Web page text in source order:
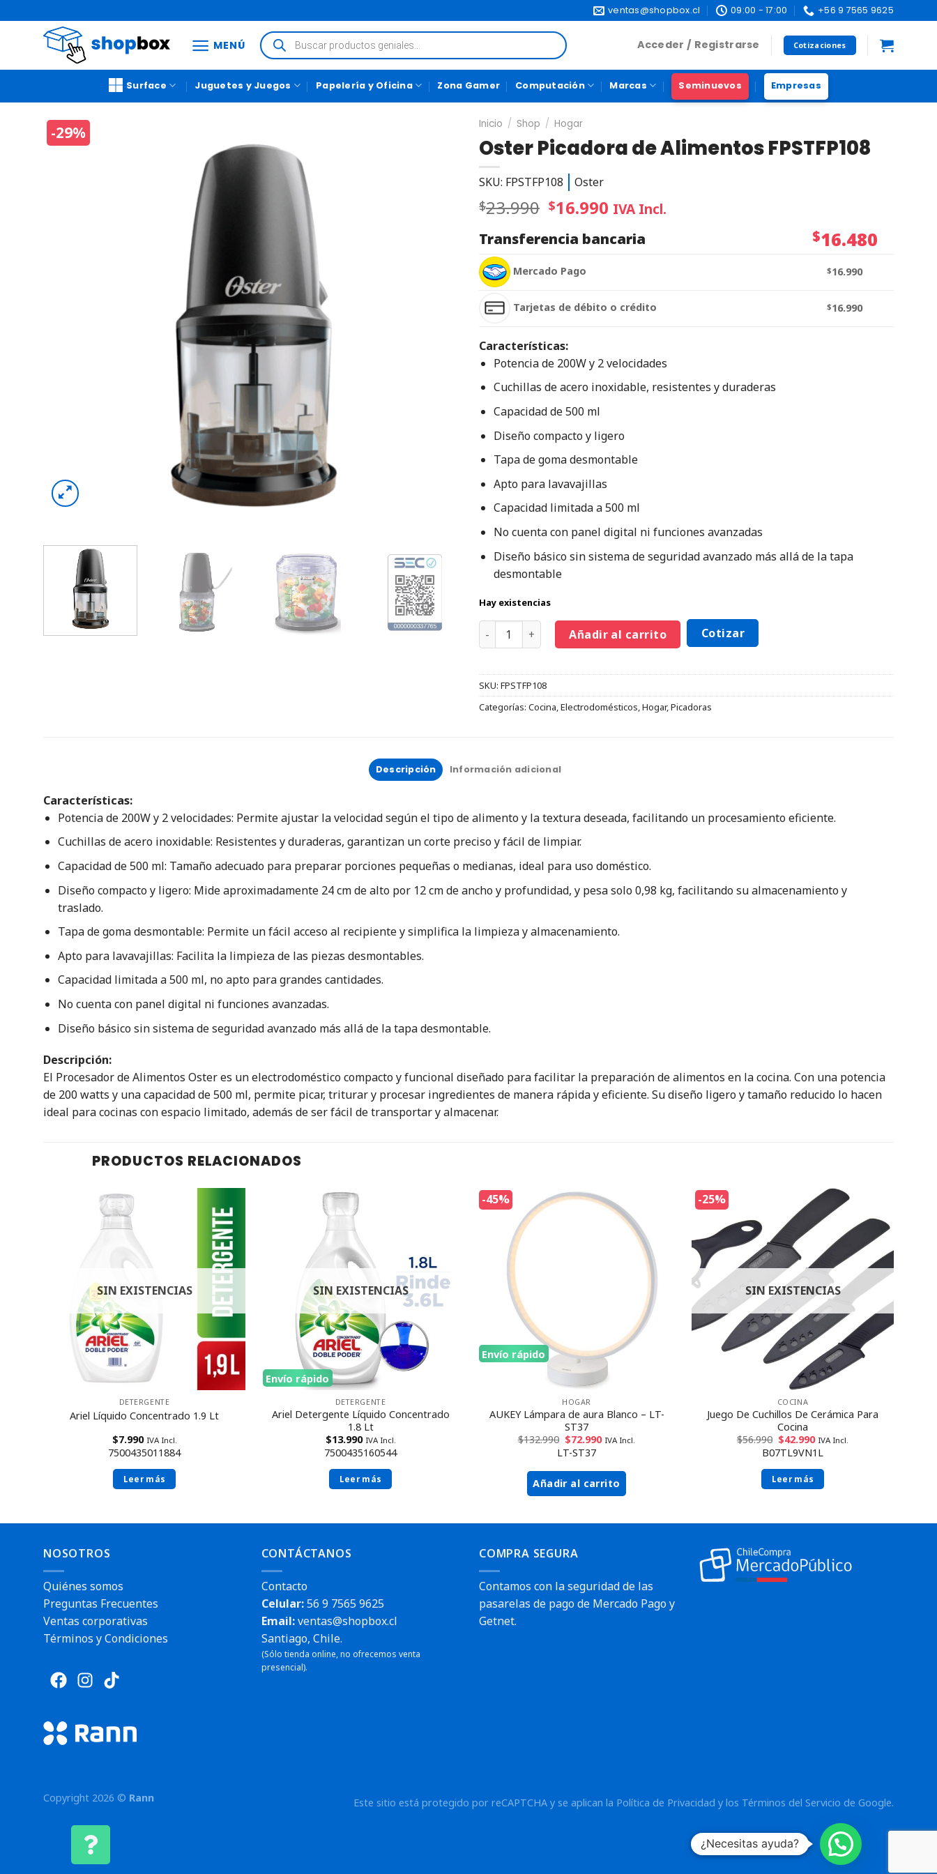
ventas@shopbox.cl 09:00 - 17:00 +56 9 7565 9625
MENÚ Acceder / Registrarse Cotizaciones
Surface Juguetes y Juegos Papelería y Oficina Zona Gamer Computación Marcas Seminuevos Empresas
-29% Inicio / Shop / Hogar
Oster Picadora de Alimentos FPSTFP108
SKU: FPSTFP108 Oster
$23.990 $16.990 IVA Incl.
Transferencia bancaria
$16.480
Mercado Pago $16.990
Tarjetas de débito o crédito $16.990
Características:
Potencia de 200W y 2 velocidades
Cuchillas de acero inoxidable, resistentes y duraderas
Capacidad de 500 ml
Diseño compacto y ligero
Tapa de goma desmontable
Apto para lavavajillas
Capacidad limitada a 500 ml
No cuenta con panel digital ni funciones avanzadas
Diseño básico sin sistema de seguridad avanzado más allá de la tapa
desmontable
Hay existencias
Añadir al carrito Cotizar
SKU: FPSTFP108
Categorías: Cocina,Electrodomésticos,Hogar,Picadoras
Descripción Información adicional
Características:
Potencia de 200W y 2 velocidades: Permite ajustar la velocidad según el tipo de alimento y la textura deseada, facilitando un procesamiento eficiente.
Cuchillas de acero inoxidable: Resistentes y duraderas, garantizan un corte preciso y fácil de limpiar.
Capacidad de 500 ml: Tamaño adecuado para preparar porciones pequeñas o medianas, ideal para uso doméstico.
Diseño compacto y ligero: Mide aproximadamente 24 cm de alto por 12 cm de ancho y profundidad, y pesa solo 0,98 kg, facilitando su almacenamiento y
traslado.
Tapa de goma desmontable: Permite un fácil acceso al recipiente y simplifica la limpieza y almacenamiento.
Apto para lavavajillas: Facilita la limpieza de las piezas desmontables.
Capacidad limitada a 500 ml, no apto para grandes cantidades.
No cuenta con panel digital ni funciones avanzadas.
Diseño básico sin sistema de seguridad avanzado más allá de la tapa desmontable.
Descripción:
El Procesador de Alimentos Oster es un electrodoméstico compacto y funcional diseñado para facilitar la preparación de alimentos en la cocina. Con una potencia
de 200 watts y una capacidad de 500 ml, permite picar, triturar y procesar ingredientes de manera rápida y eficiente. Su diseño ligero y tamaño reducido lo hacen
ideal para cocinas con espacio limitado, además de ser fácil de transportar y almacenar.
PRODUCTOS RELACIONADOS
SIN EXISTENCIAS
DETERGENTE
Ariel Líquido Concentrado 1.9 Lt
$7.990 IVA Incl.
7500435011884
Leer más
Envío rápido
SIN EXISTENCIAS
DETERGENTE
Ariel Detergente Líquido Concentrado
1.8 Lt
$13.990 IVA Incl.
7500435160544
Leer más
-45%
Envío rápido
HOGAR
AUKEY Lámpara de aura Blanco – LT-
ST37
$132.990 $72.990 IVA Incl.
LT-ST37
Añadir al carrito
-25%
SIN EXISTENCIAS
COCINA
Juego De Cuchillos De Cerámica Para
Cocina
$56.990 $42.990 IVA Incl.
B07TL9VN1L
Leer más
NOSOTROS
Quiénes somos
Preguntas Frecuentes
Ventas corporativas
Términos y Condiciones
CONTÁCTANOS
Contacto
Celular:56 9 7565 9625
Email:ventas@shopbox.cl
Santiago, Chile.
(Sólo tienda online, no ofrecemos venta
presencial).
COMPRA SEGURA
Contamos con la seguridad de las
pasarelas de pago de Mercado Pago y
Getnet.
Este sitio está protegido por reCAPTCHA y se aplican la Política de Privacidad y los Términos del Servicio de Google.
Copyright 2026 © Rann
¿Necesitas ayuda?